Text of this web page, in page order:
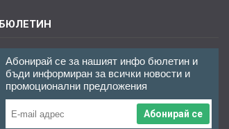
БЮЛЕТИН
Абонирай се за нашият инфо бюлетин и
бъди информиран за всички новости и
промоционални предложения
Абонирай се